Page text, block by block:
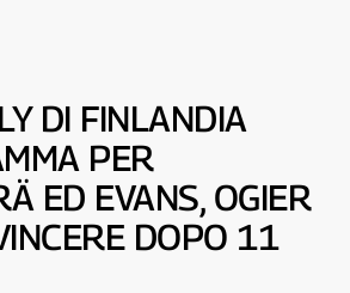
DI FINLANDIA
PER
ED EVANS, OGIER
DOPO 11